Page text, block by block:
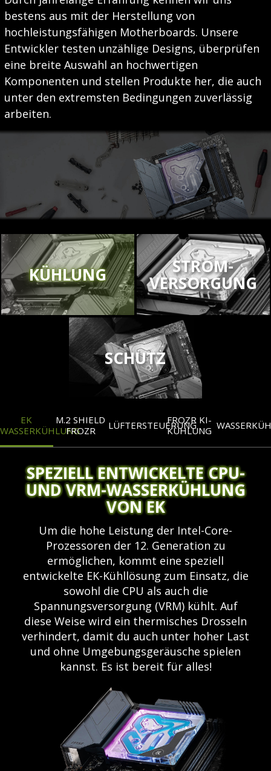
bestens aus mit der Herstellung von
hochleistungsfähigen Motherboards. Unsere
Entwickler testen unzählige Designs, überprüfen
eine breite Auswahl an hochwertigen
Komponenten und stellen Produkte her, die auch
unter den extremsten Bedingungen zuverlässig
arbeiten.
KÜHLUNG STROM-
VERSORGUNG
SCHUTZ
EK
WASSERKÜHLUNG
M.2 SHIELD
FROZR
LÜFTERSTEUERUNG
FROZR KI-
KÜHLUNG
SPEZIELL ENTWICKELTE CPU-
UND VRM-WASSERKÜHLUNG
VON EK
Um die hohe Leistung der Intel-Core-
Prozessoren der 12. Generation zu
ermöglichen, kommt eine speziell
entwickelte EK-Kühllösung zum Einsatz, die
sowohl die CPU als auch die
Spannungsversorgung (VRM) kühlt. Auf
diese Weise wird ein thermisches Drosseln
verhindert, damit du auch unter hoher Last
und ohne Umgebungsgeräusche spielen
kannst. Es ist bereit für alles!